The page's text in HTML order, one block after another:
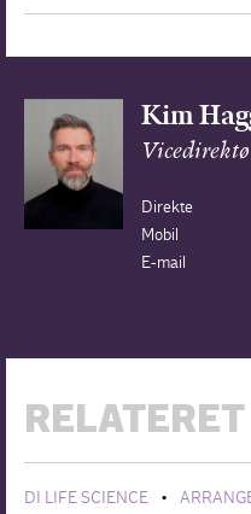
Kim
Direkte
Mobil
E-mail
DI LIFE SCIENCE •